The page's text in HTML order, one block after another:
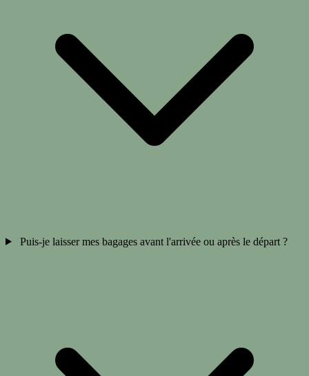
Puis-je laisser mes bagages avant l'arrivée ou après le départ ?